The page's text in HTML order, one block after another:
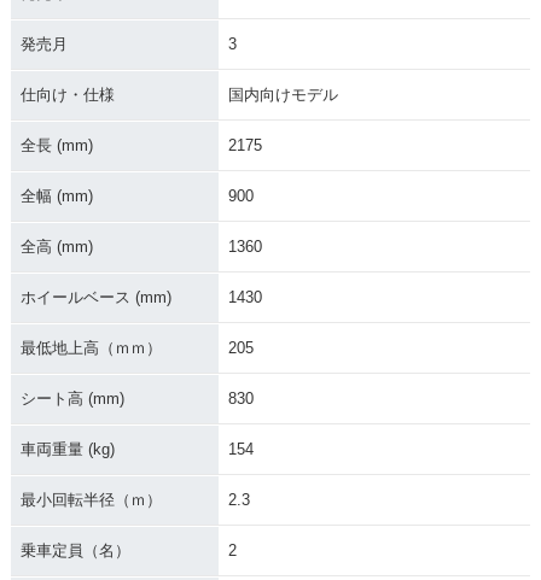
2019年 CRF250RA
ーチェンジ
2019年 CRF250RA
LLY Type LD
LLY ABS・カラーチ
2017年 CRF250RA
2017年 CRF250RA
発売月 3
仕向け・仕様 国内向けモデル
全長 (mm) 2175
全幅 (mm) 900
全高 (mm) 1360
ホイールベース (mm) 1430
最低地上高（ｍｍ） 205
シート高 (mm) 830
車両重量 (kg) 154
最小回転半径（ｍ） 2.3
乗車定員（名） 2